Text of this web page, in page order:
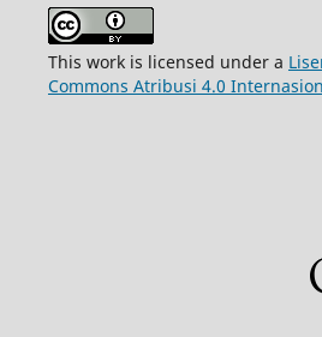
This work is licensed under a
Commons Atribusi 4.0